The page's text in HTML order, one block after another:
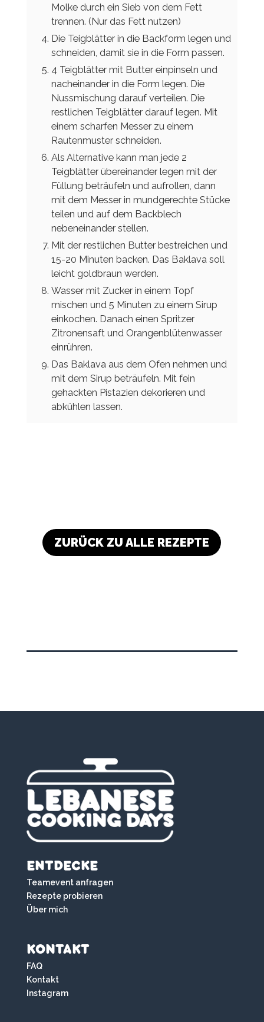
Molke durch ein Sieb von dem Fett
trennen. (Nur das Fett nutzen)
Die Teigblätter in die Backform legen und
schneiden, damit sie in die Form passen.
4 Teigblätter mit Butter einpinseln und
nacheinander in die Form legen. Die
Nussmischung darauf verteilen. Die
restlichen Teigblätter darauf legen. Mit
einem scharfen Messer zu einem
Rautenmuster schneiden.
Als Alternative kann man jede 2
Teigblätter übereinander legen mit der
Füllung beträufeln und aufrollen, dann
mit dem Messer in mundgerechte Stücke
teilen und auf dem Backblech
nebeneinander stellen.
Mit der restlichen Butter bestreichen und
15-20 Minuten backen. Das Baklava soll
leicht goldbraun werden.
Wasser mit Zucker in einem Topf
mischen und 5 Minuten zu einem Sirup
einkochen. Danach einen Spritzer
Zitronensaft und Orangenblütenwasser
einrühren.
Das Baklava aus dem Ofen nehmen und
mit dem Sirup beträufeln. Mit fein
gehackten Pistazien dekorieren und
abkühlen lassen.
ZURÜCK ZU ALLE REZEPTE
ENTDECKE
Teamevent anfragen
Rezepte probieren
Über mich
KONTAKT
FAQ
Kontakt
Instagram